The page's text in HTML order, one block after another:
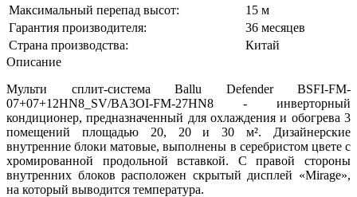
Максимальный перепад высот:
15 м
Гарантия производителя:
36 месяцев
Страна производства:
Китай
Описание
Мульти сплит-система Ballu Defender BSFI-FM-
07+07+12HN8_SV/BA3OI-FM-27HN8 - инверторный
кондиционер, предназначенный для охлаждения и обогрева 3
помещений площадью 20, 20 и 30 м². Дизайнерские
внутренние блоки матовые, выполнены в серебристом цвете с
хромированной продольной вставкой. С правой стороны
внутренних блоков расположен скрытый дисплей «Mirage»,
на который выводится температура.